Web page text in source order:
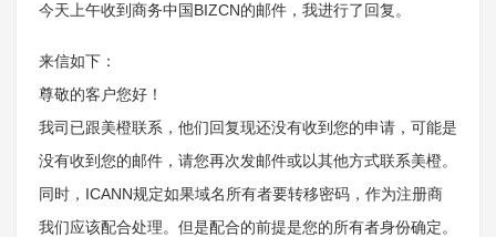
今天上午收到商务中国BIZCN的邮件，我进行了回复。
来信如下：
尊敬的客户您好！
我司已跟美橙联系，他们回复现还没有收到您的申请，可能是
没有收到您的邮件，请您再次发邮件或以其他方式联系美橙。
同时，ICANN规定如果域名所有者要转移密码，作为注册商
我们应该配合处理。但是配合的前提是您的所有者身份确定。